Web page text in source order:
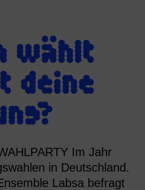
wählt
deine
Im Jahr
in Deutschland.
Labsa befragt